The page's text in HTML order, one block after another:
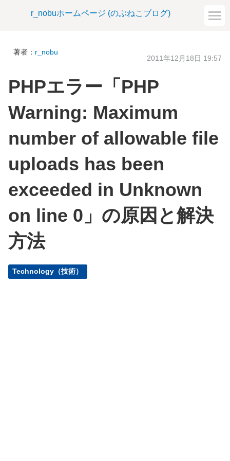
r_nobuホームページ (のぶねこブログ)
著者： r_nobu
2011年12月18日 19:57
PHPエラー「PHP
Warning: Maximum
number of allowable file
uploads has been
exceeded in Unknown
on line 0」の原因と解決
方法
Technology（技術）